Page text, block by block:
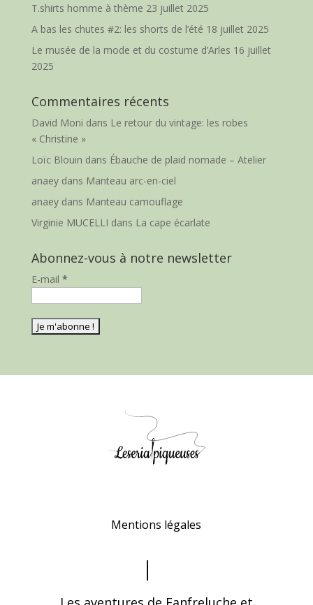
T.shirts homme à thème 23 juillet 2025
A bas les chutes #2: les shorts de l’été 18 juillet 2025
Le musée de la mode et du costume d’Arles 16 juillet
2025
Commentaires récents
David Moni dans Le retour du vintage: les robes
« Christine »
Loïc Blouin dans Ébauche de plaid nomade – Atelier
anaeydans Manteau arc-en-ciel
anaeydans Manteau camouflage
Virginie MUCELLI dans La cape écarlate
Abonnez-vous à notre newsletter
E-mail *
Mentions légales